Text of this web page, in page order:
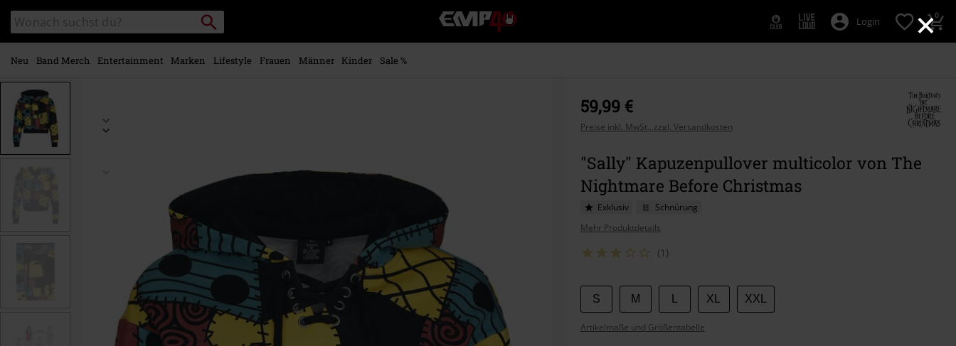
×
Hauptinhalt
springen
Katalog
durchsuchen
Packstation
suchen
EMP
Merchandise
-
Login 0
Neu Band Merch Entertainment Marken Lifestyle Frauen Männer Kinder
Sale %
www.emp.at/p/sally/598813.html
59,99 €
Preise inkl. MwSt., zzgl. Versandkosten
"Sally" Kapuzenpullover multicolor von The
Nightmare Before Christmas
Exklusiv
Schnürung
Mehr Produktdetails
(1)
Wähle
deine
Größe
S M XL XXL
Artikelmaße und Größentabelle